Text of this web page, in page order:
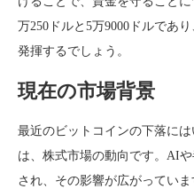
万250ドルと5万9000ドルであ
発揮するでしょう。
現在の市場背景
最近のビットコインの下落に
は、株式市場の動向です。AI
され、その影響が広がってい